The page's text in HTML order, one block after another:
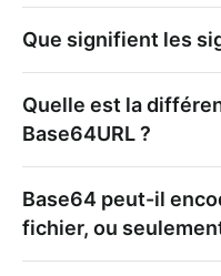
Que signifient les
Quelle est la
Base64URL ?
Base64 peut-il
fichier, ou